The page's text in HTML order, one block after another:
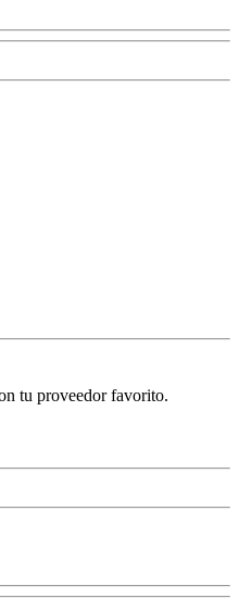
tu proveedor favorito.